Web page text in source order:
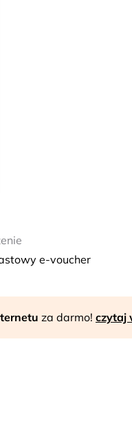
e-voucher
za darmo! czytaj